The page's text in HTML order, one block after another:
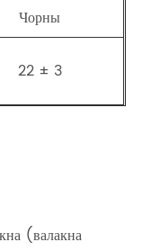
Чорны
22 ± 3
(валакна